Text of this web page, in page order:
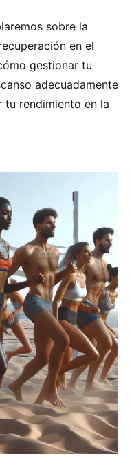
sobre la
en el
gestionar tu
adecuadamente
tu rendimiento en la